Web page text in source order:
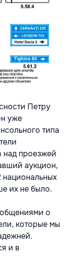
Петру
уже
типа
над проезжей
аукцион,
национальных
их не было.
о
которые мы
и в